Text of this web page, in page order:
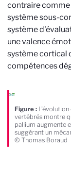
contraire
système sous-
système
une valence
système cortical
compétences
Figure :
vertébrés montre
pallium augmente
suggérant un
© Thomas Boraud